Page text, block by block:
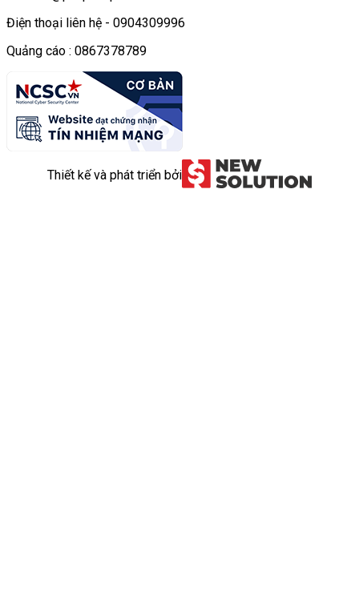
Điện thoại liên hệ - 0904309996
Quảng cáo : 0867378789
Thiết kế và phát triển bởi